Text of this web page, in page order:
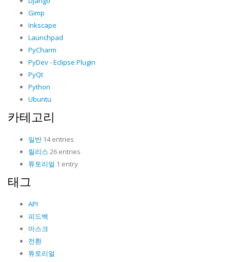
Gimp
Inkscape
Launchpad
PyCharm
PyDev - Eclipse Plugin
PyQt
Python
Ubuntu
카테고리
일반 14 entries
릴리스 26 entries
튜토리얼 1 entry
태그
API
피드백
마스크
전환
튜토리얼